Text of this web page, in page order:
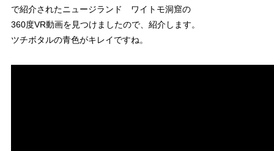
で紹介されたニュージランド ワイトモ洞窟の
360度VR動画を見つけましたので、紹介します。
ツチボタルの青色がキレイですね。